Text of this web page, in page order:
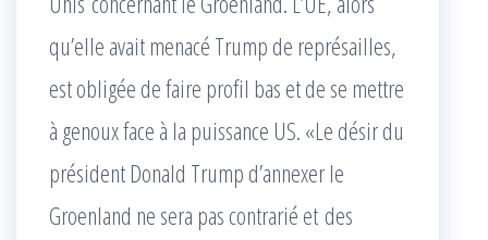
qu’elle avait menacé Trump de représailles,
est obligée de faire profil bas et de se mettre
à genoux face à la puissance US. «Le désir du
président Donald Trump d’annexer le
Groenland ne sera pas contrarié et des